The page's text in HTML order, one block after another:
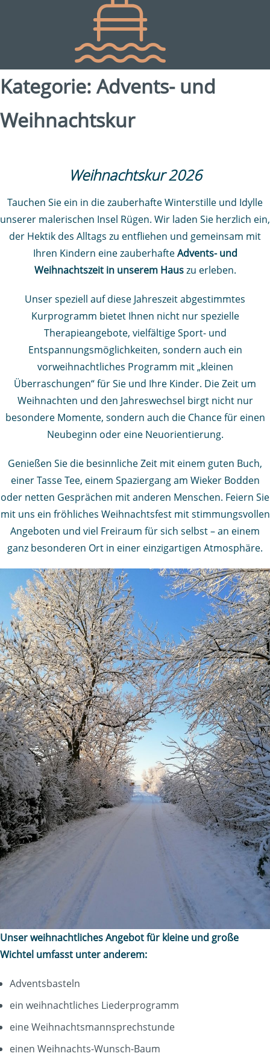
Kategorie: Advents- und
Weihnachtskur
Weihnachtskur 2026
Tauchen Sie ein in die zauberhafte Winterstille und Idylle
unserer malerischen Insel Rügen. Wir laden Sie herzlich ein,
der Hektik des Alltags zu entfliehen und gemeinsam mit
Ihren Kindern eine zauberhafteAdvents- und
Weihnachtszeit in unserem Hauszu erleben.
Unser speziell auf diese Jahreszeit abgestimmtes
Kurprogramm bietet Ihnen nicht nur spezielle
Therapieangebote, vielfältige Sport- und
Entspannungsmöglichkeiten, sondern auch ein
vorweihnachtliches Programm mit „kleinen
Überraschungen“ für Sie und Ihre Kinder. Die Zeit um
Weihnachten und den Jahreswechsel birgt nicht nur
besondere Momente, sondern auch die Chance für einen
Neubeginn oder eine Neuorientierung.
Genießen Sie die besinnliche Zeit mit einem guten Buch,
einer Tasse Tee, einem Spaziergang am Wieker Bodden
oder netten Gesprächen mit anderen Menschen. Feiern Sie
mit uns ein fröhliches Weihnachtsfest mit stimmungsvollen
Angeboten und viel Freiraum für sich selbst – an einem
ganz besonderen Ort in einer einzigartigen Atmosphäre.
Unser weihnachtliches Angebot für kleine und große
Wichtel umfasst unter anderem:
Adventsbasteln
ein weihnachtliches Liederprogramm
eine Weihnachtsmannsprechstunde
einen Weihnachts-Wunsch-Baum